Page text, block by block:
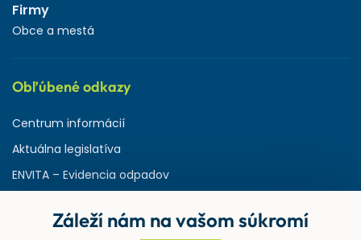
Firmy
Obce a mestá
Obľúbené odkazy
Centrum informácií
Aktuálna legislatíva
ENVITA – Evidencia odpadov
Ministerstvo životného prostredia
Záleží nám na vašom súkromí